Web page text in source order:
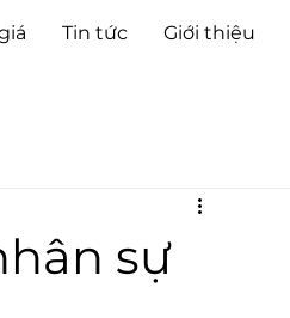
Tin tức Giới thiệu
sự